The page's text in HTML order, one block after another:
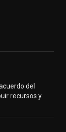
del
recursos y